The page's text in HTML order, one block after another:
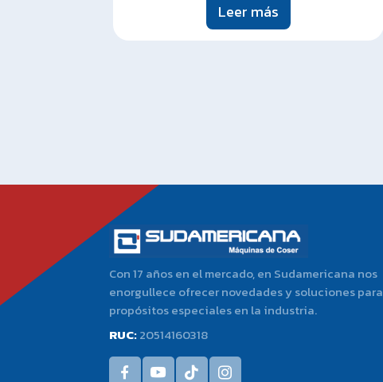
Leer más
Con 17 años en el mercado, en Sudamericana nos
enorgullece ofrecer novedades y soluciones para
propósitos especiales en la industria.
RUC:20514160318